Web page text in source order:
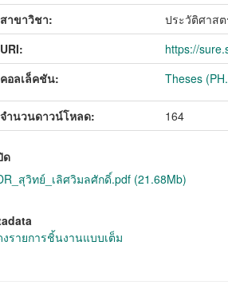
สาขาวิชา:
ประวัติศาส
URI:
https://
คอลเล็คชัน:
Theses
จำนวนดาวน์โหลด: 164
ด
สุวิทย์_เลิศวิมลศักดิ์.pdf (21.68Mb)
รายการชิ้นงานแบบเต็ม